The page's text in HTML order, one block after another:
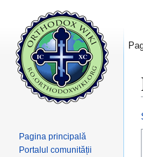
Pagina principală
Portalul comunității